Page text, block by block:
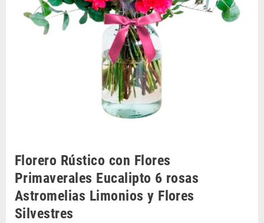
Florero Rústico con Flores
Primaverales Eucalipto 6 rosas
Astromelias Limonios y Flores
Silvestres